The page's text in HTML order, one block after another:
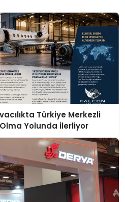
Türkiye Merkezli
Yolunda İlerliyor